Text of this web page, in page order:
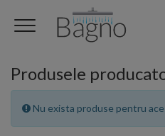
Produsele
Nu exista produse pentru